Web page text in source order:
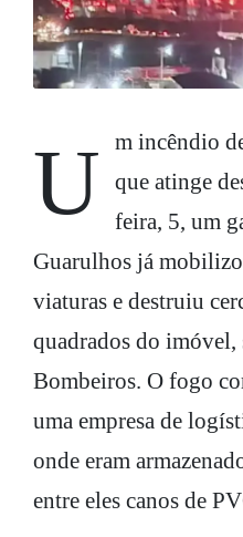
Um incêndio de grandes proporções
que atinge
feira, 5, um
Guarulhos já
viaturas e destruiu
quadrados do
Bombeiros. O fogo
uma empresa de
onde eram
entre eles canos de